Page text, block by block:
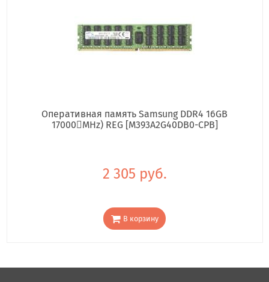
Оперативная память Samsung DDR4 16GB
17000񢋕MHz) REG [M393A2G40DB0-CPB]
2 305 руб.
В корзину